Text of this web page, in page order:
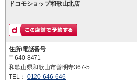
ドコモショップ和歌山北店
住所/電話番号
〒640-8471
和歌山県和歌山市善明寺367-5
TEL： 0120-646-646